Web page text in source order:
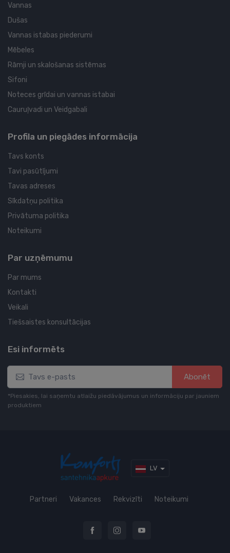
Vannas
Dušas
Vannas istabas piederumi
Mēbeles
Rāmji un skalošanas sistēmas
Sifoni
Noteces grīdai un vannas istabai
Cauruļvadi un Veidgabali
Profila un piegādes informācija
Tavs konts
Tavi pasūtījumi
Tavas adreses
Sīkdatņu politika
Privātuma politika
Noteikumi
Par uzņēmumu
Par mums
Kontakti
Veikali
Tiešsaistes konsultācijas
Esi informēts
Abonēt
*Piesakies, lai saņemtu atlaižu piedāvājumus un informāciju par jauniem
produktiem
LV
Partneri Vakances Rekvizīti Noteikumi